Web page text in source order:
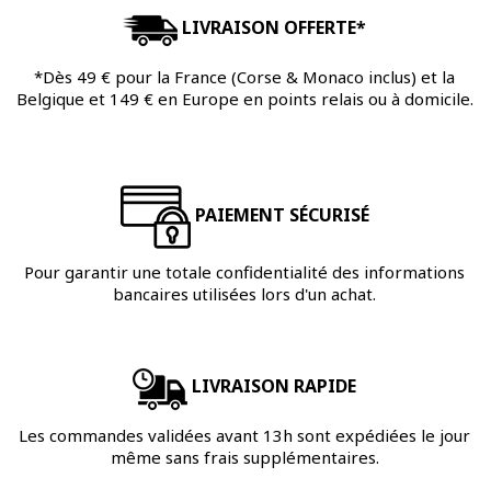
LIVRAISON OFFERTE*
*Dès 49 € pour la France (Corse & Monaco inclus) et la
Belgique et 149 € en Europe en points relais ou à domicile.
PAIEMENT SÉCURISÉ
Pour garantir une totale confidentialité des informations
bancaires utilisées lors d'un achat.
LIVRAISON RAPIDE
Les commandes validées avant 13h sont expédiées le jour
même sans frais supplémentaires.